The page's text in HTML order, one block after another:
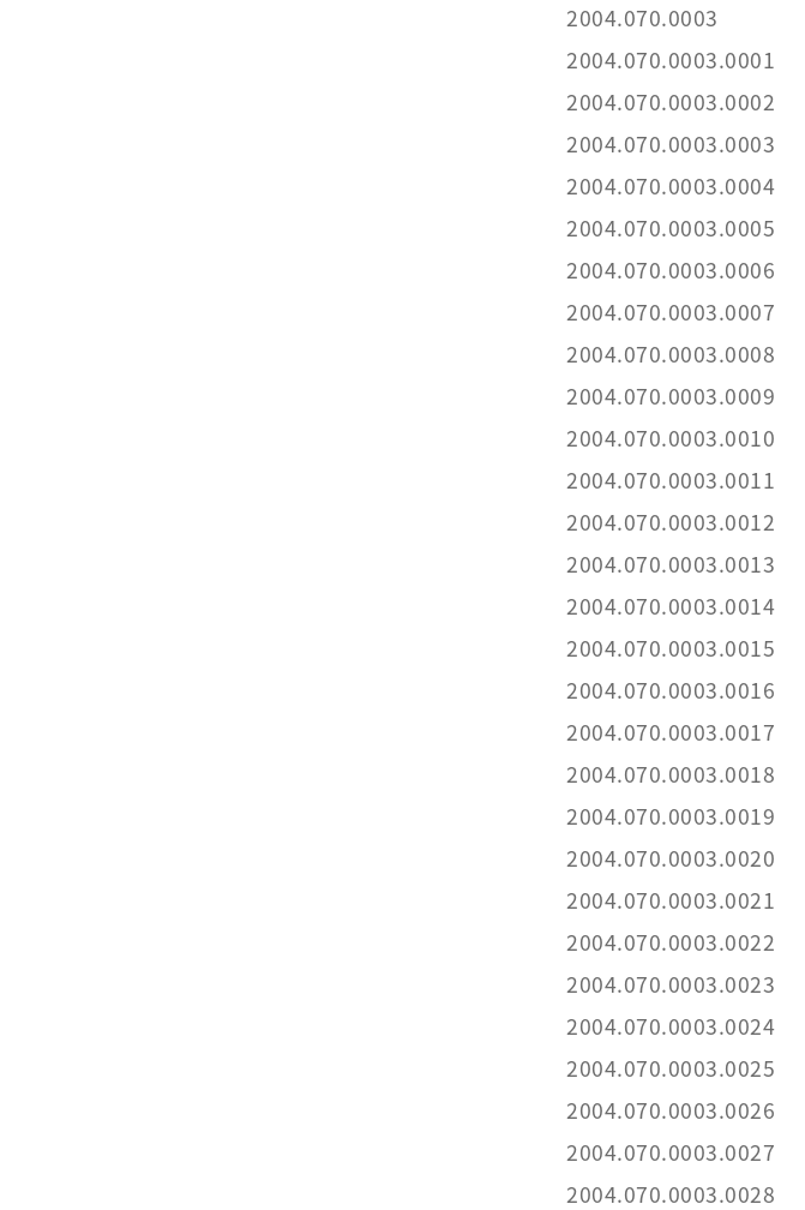
2004.070.0003
2004.070.0003.0001
2004.070.0003.0002
2004.070.0003.0003
2004.070.0003.0004
2004.070.0003.0005
2004.070.0003.0006
2004.070.0003.0007
2004.070.0003.0008
2004.070.0003.0009
2004.070.0003.0010
2004.070.0003.0011
2004.070.0003.0012
2004.070.0003.0013
2004.070.0003.0014
2004.070.0003.0015
2004.070.0003.0016
2004.070.0003.0017
2004.070.0003.0018
2004.070.0003.0019
2004.070.0003.0020
2004.070.0003.0021
2004.070.0003.0022
2004.070.0003.0023
2004.070.0003.0024
2004.070.0003.0025
2004.070.0003.0026
2004.070.0003.0027
2004.070.0003.0028